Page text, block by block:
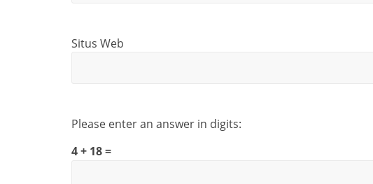
Situs Web
Please enter an answer in digits:
4 + 18 =